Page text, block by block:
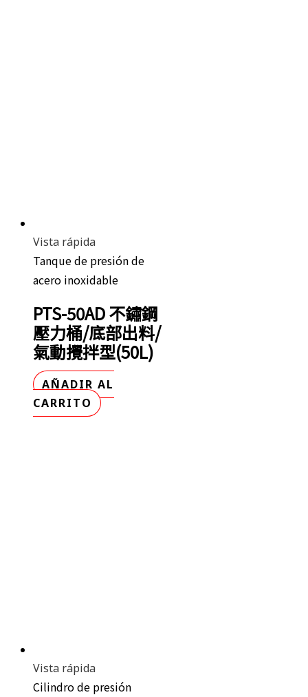
Vista rápida
Tanque de presión de
acero inoxidable
PTS-50AD 不鏽鋼
壓力桶/底部出料/
氣動攪拌型(50L)
AÑADIR AL
CARRITO
Vista rápida
Cilindro de presión